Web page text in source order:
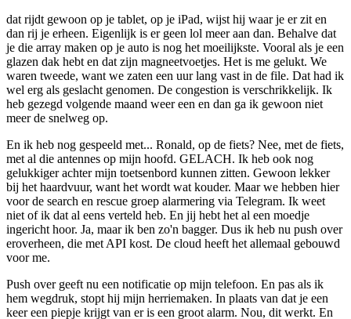
dat rijdt gewoon op je tablet, op je iPad, wijst hij waar je er zit en
dan rij je erheen. Eigenlijk is er geen lol meer aan dan. Behalve dat
je die array maken op je auto is nog het moeilijkste. Vooral als je een
glazen dak hebt en dat zijn magneetvoetjes. Het is me gelukt. We
waren tweede, want we zaten een uur lang vast in de file. Dat had ik
wel erg als geslacht genomen. De congestion is verschrikkelijk. Ik
heb gezegd volgende maand weer een en dan ga ik gewoon niet
meer de snelweg op.
En ik heb nog gespeeld met... Ronald, op de fiets? Nee, met de fiets,
met al die antennes op mijn hoofd. GELACH. Ik heb ook nog
gelukkiger achter mijn toetsenbord kunnen zitten. Gewoon lekker
bij het haardvuur, want het wordt wat kouder. Maar we hebben hier
voor de search en rescue groep alarmering via Telegram. Ik weet
niet of ik dat al eens verteld heb. En jij hebt het al een moedje
ingericht hoor. Ja, maar ik ben zo'n bagger. Dus ik heb nu push over
eroverheen, die met API kost. De cloud heeft het allemaal gebouwd
voor me.
Push over geeft nu een notificatie op mijn telefoon. En pas als ik
hem wegdruk, stopt hij mijn herriemaken. In plaats van dat je een
keer een piepje krijgt van er is een groot alarm. Nou, dit werkt. En